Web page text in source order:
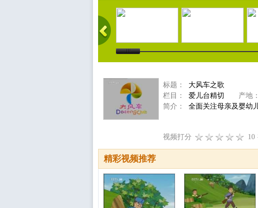
标题：
大风车之歌
栏目：
爱儿台精切 产地：
简介：
全面关注母亲及婴幼
视频打分 10
精彩视频推荐